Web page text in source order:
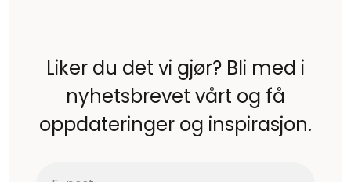
Liker du det vi gjør? Bli med i
nyhetsbrevet vårt og få
oppdateringer og inspirasjon.